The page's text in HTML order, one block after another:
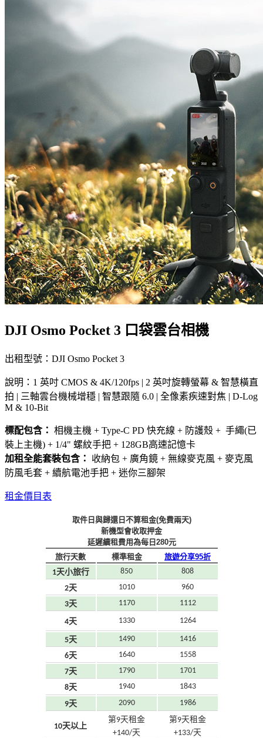
DJI Osmo Pocket 3 口袋雲台相機
出租型號：DJI Osmo Pocket 3
說明：1 英吋 CMOS & 4K/120fps | 2 英吋旋轉螢幕 & 智慧橫直
拍 | 三軸雲台機械增穩 | 智慧跟隨 6.0 | 全像素疾速對焦 | D-Log
M & 10-Bit
標配包含： 相機主機 + Type-C PD 快充線 + 防護殼 + 手繩(已
裝上主機) + 1/4" 螺紋手把 + 128GB高速記憶卡
加租全能套裝包含：
收納包 + 廣角鏡 + 無線麥克風 + 麥克風
防風毛套 + 續航電池手把 + 迷你三腳架
租金價目表
取件日與歸還日不算租金(免費兩天)
新機型會收取押金
延遲續租費用為每日280元
旅行天數
標準租金
旅遊分享95折
1天小旅行
850
808
2天
1010
960
3天
1170 1112
4天 1330 1264
5天 1490
1416
6天
1640
1558
7天
1790
1701
8天
1940
1843
9天
2090 1986
10天以上
第9天租金
+140/天
第9天租金
+133/天